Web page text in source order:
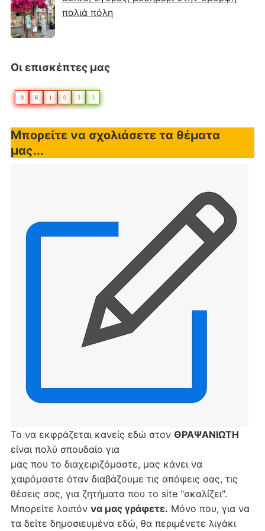
παλιά πόλη
Οι επισκέπτες μας
0 6 1 0 3 3
Μπορείτε να σχολιάσετε τα θέματα
μας...
Το να εκφράζεται κανείς εδώ στον ΘΡΑΨΑΝΙΩΤΗ
είναι πολύ σπουδαίο για
μας που το διαχειριζόμαστε, μας κάνει να
χαιρόμαστε όταν διαβάζουμε τις απόψεις σας, τις
θέσεις σας, για ζητήματα που το site "σκαλίζει".
Μπορείτε λοιπόν να μας γράφετε. Μόνο που, για να
τα δείτε δημοσιευμένα εδώ, θα περιμένετε λιγάκι